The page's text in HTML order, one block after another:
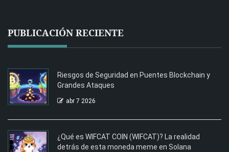
PUBLICACIÓN RECIENTE
Riesgos de Seguridad en Puentes Blockchain y
Grandes Ataques
abr 7 2026
¿Qué es WIFCAT COIN (WIFCAT)? La realidad
detrás de esta moneda meme en Solana